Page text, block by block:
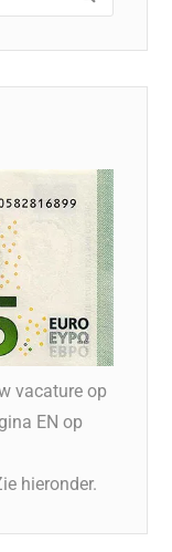
vacature op
EN op
hieronder.